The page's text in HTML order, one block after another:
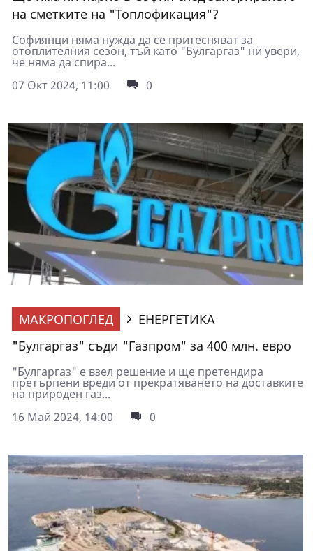
на сметките на "Топлофикация"?
Софиянци няма нужда да се притесняват за
отоплителния сезон, тъй като "Булгаргаз" ни увери,
че няма да спира...
07 Окт 2024, 11:00
0
МАКРОПОГЛЕД
ЕНЕРГЕТИКА
"Булгаргаз" съди "Газпром" за 400 млн. евро
"Булгаргаз" е взел решение и ще претендира
претърпени вреди от прекратяването на доставките
на природен газ...
16 Май 2024, 14:00
0